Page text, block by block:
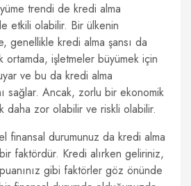
trendi de kredi alma
etkili olabilir. Bir ülkenin
genellikle kredi alma şansı da
ortamda, işletmeler büyümek için
ve bu da kredi alma
sağlar. Ancak, zorlu bir ekonomik
daha zor olabilir ve riskli olabilir.
finansal durumunuz da kredi alma
faktördür. Kredi alırken geliriniz,
gibi faktörler göz önünde